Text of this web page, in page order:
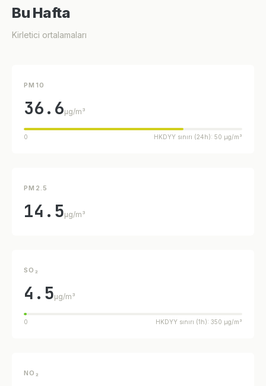
Bu Hafta
Kirletici ortalamaları
PM10
36.6µg/m³
0 HKDYY sınırı (24h): 50 µg/m³
PM2.5
14.5µg/m³
SO₂
4.5µg/m³
0 HKDYY sınırı (1h): 350 µg/m³
NO₂